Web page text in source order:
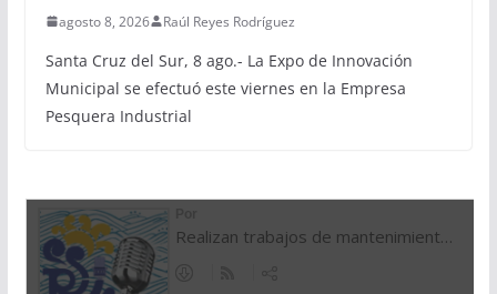
agosto 8, 2026 Raúl Reyes Rodríguez
Santa Cruz del Sur, 8 ago.- La Expo de Innovación
Municipal se efectuó este viernes en la Empresa
Pesquera Industrial